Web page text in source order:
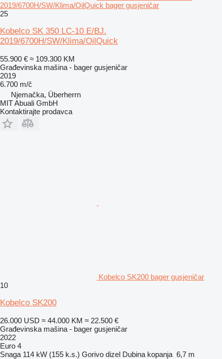
2019/6700H/SW/Klima/OilQuick bager gusjeničar
25
Kobelco SK 350 LC-10 E/BJ.
2019/6700H/SW/Klima/OilQuick
55.900 € ≈ 109.300 KM
Građevinska mašina - bager gusjeničar
2019
6.700 m/č
Njemačka, Überherrn
MIT Abuali GmbH
Kontaktirajte prodavca
Kobelco SK200 bager gusjeničar
10
Kobelco SK200
26.000 USD ≈ 44.000 KM ≈ 22.500 €
Građevinska mašina - bager gusjeničar
2022
Euro 4
Snaga 114 kW (155 k.s.) Gorivo dizel Dubina kopanja 6,7 m